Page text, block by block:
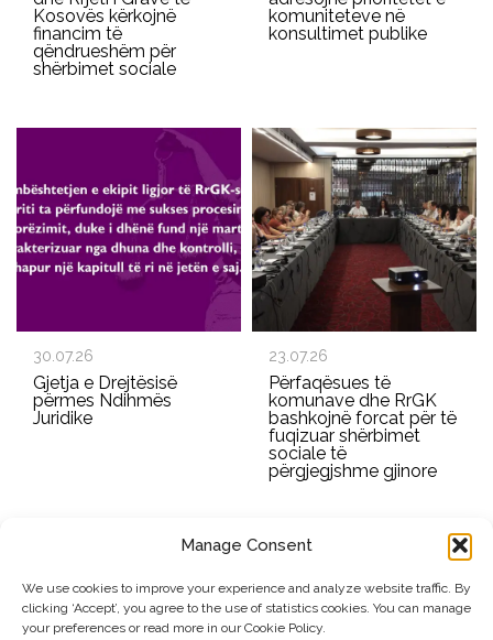
Manage Consent
We use cookies to improve your experience and analyze website traffic. By
clicking ‘Accept’, you agree to the use of statistics cookies. You can manage
your preferences or read more in our Cookie Policy.
Kosovës kërkojnë
financim të
qëndrueshëm për
shërbimet sociale
komuniteteve në
konsultimet publike
30.07.26
Gjetja e Drejtësisë
përmes Ndihmës
Juridike
23.07.26
Përfaqësues të
komunave dhe RrGK
bashkojnë forcat për të
fuqizuar shërbimet
sociale të
përgjegjshme gjinore
Dërgo